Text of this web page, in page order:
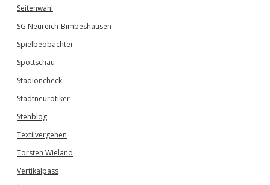
Seitenwahl
SG Neureich-Bimbeshausen
Spielbeobachter
Spottschau
Stadioncheck
Stadtneurotiker
Stehblog
Textilvergehen
Torsten Wieland
Vertikalpass